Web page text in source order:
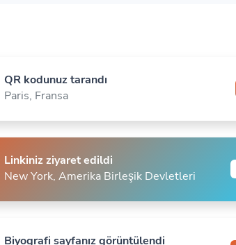
QR kodunuz tarandı
Paris, Fransa
Linkiniz ziyaret edildi
New York, Amerika Birleşik Devletleri
Biyografi sayfanız görüntülendi